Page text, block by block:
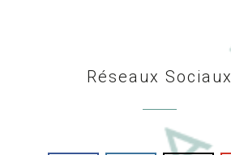
Réseaux Sociaux